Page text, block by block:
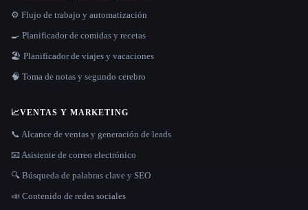
⚙️ Flujo de trabajo y automatización
🍳 Planificador de comidas y recetas
🏖 Planificador de viajes y vacaciones
🧠 Toma de notas y segundo cerebro
📈VENTAS Y MARKETING
📞 Alcance de ventas y generación de leads
📧 Asistente de correo electrónico
🔍 Búsqueda de palabras clave y SEO
📣 Contenido de redes sociales